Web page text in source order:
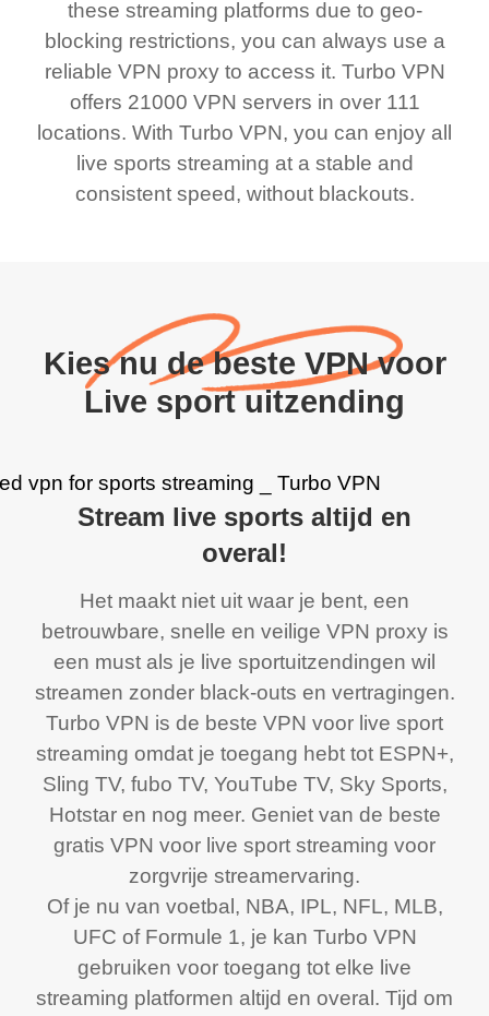
these streaming platforms due to geo-
blocking restrictions, you can always use a
reliable VPN proxy to access it. Turbo VPN
offers 21000 VPN servers in over 111
locations. With Turbo VPN, you can enjoy all
live sports streaming at a stable and
consistent speed, without blackouts.
Kies nu de beste VPN voor
Live sport uitzending
Stream live sports altijd en
overal!
Het maakt niet uit waar je bent, een
betrouwbare, snelle en veilige VPN proxy is
een must als je live sportuitzendingen wil
streamen zonder black-outs en vertragingen.
Turbo VPN is de beste VPN voor live sport
streaming omdat je toegang hebt tot ESPN+,
Sling TV, fubo TV, YouTube TV, Sky Sports,
Hotstar en nog meer. Geniet van de beste
gratis VPN voor live sport streaming voor
zorgvrije streamervaring.
Of je nu van voetbal, NBA, IPL, NFL, MLB,
UFC of Formule 1, je kan Turbo VPN
gebruiken voor toegang tot elke live
streaming platformen altijd en overal. Tijd om